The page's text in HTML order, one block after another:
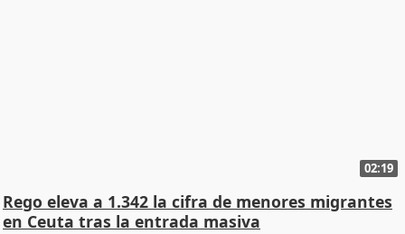
02:19
Rego eleva a 1.342 la cifra de menores migrantes
en Ceuta tras la entrada masiva